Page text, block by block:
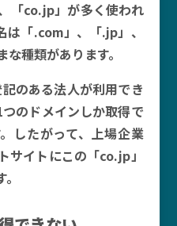
「co.jp」が多く使われ
は「.com」、「.jp」、
種類があります。
のある法人が利用でき
のドメインしか取得で
したがって、上場企業
サイトにこの「co.jp」